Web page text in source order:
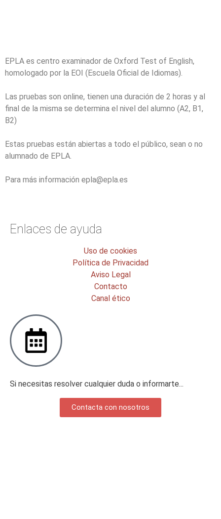
EPLA es centro examinador de Oxford Test of English,
homologado por la EOI (Escuela Oficial de Idiomas).
Las pruebas son online, tienen una duración de 2 horas y al
final de la misma se determina el nivel del alumno (A2, B1,
B2)
Estas pruebas están abiertas a todo el público, sean o no
alumnado de EPLA.
Para más información epla@epla.es
Enlaces de ayuda
Uso de cookies
Política de Privacidad
Aviso Legal
Contacto
Canal ético
Si necesitas resolver cualquier duda o informarte...
Contacta con nosotros